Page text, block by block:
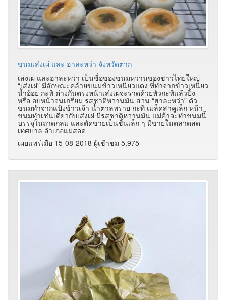
ขนมเส่งเผ่ และ ฮาละหว่า จังหวัดตาก
เส่งเผ่ และฮาละหว่า เป็นชื่อของขนมหวานของชาวไทยใหญ่
“เส่งเผ่” มีลักษณะคล้ายขนมข้าวเหนียวแดง ที่ทำจากข้าวเหนียว
น้ำอ้อย กะทิ ต่างกันตรงหน้าเส่งเผ่จะราดด้วยหัวกะทิแล้วปิ้ง
หรือ อบหน้าจนเกรียม รสชาติหวานมัน ส่วน “ฮาละหว่า” ตัว
ขนมทำจากแป้งข้าวเจ้า น้ำตาลทราย กะทิ เมล็ดสาคูเล็ก หน้า
ขนมทำเช่นเดียวกับเส่งเผ่ มีรสชาติหวานมัน แม่ค้าจะทำขนมนี้
บรรจุในถาดกลม และตัดขายเป็นชิ้นเล็ก ๆ มีขายในตลาดสด
เทศบาล อำเภอแม่สอด
เผยแพร่เมื่อ 15-08-2018 ผู้เช้าชม 5,975